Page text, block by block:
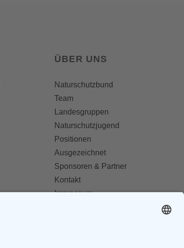
ÜBER UNS
Naturschutzbund
Team
Landesgruppen
Naturschutzjugend
Positionen
Ausgezeichnet
Sponsoren & Partner
Kontakt
Impressum